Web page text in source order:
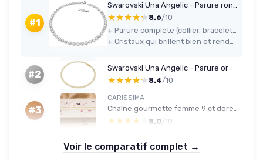
#1 ★★★★★
★★★★★ 8.6/10
+
+
#2
Swarovski Una Angelic - Parure or
★★★★★
★★★★★ 8.4/10
#3
CARISSIMA
Chaîne gourmette femme 9 ct dorée 41 cm
★★★★★
★★★★★ 8.0 /10
Voir le comparatif complet →